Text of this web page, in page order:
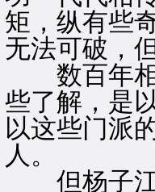
矩，纵有些
无法可破，
数百年相
些了解，是
以这些门派
人。
但杨子江